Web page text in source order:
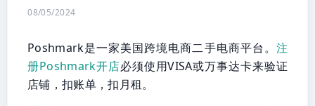
08/05/2024
Poshmark是一家美国跨境电商二手电商平台。 注
册Poshmark开店必须使用VISA或万事达卡来验证
店铺，扣账单，扣月租。